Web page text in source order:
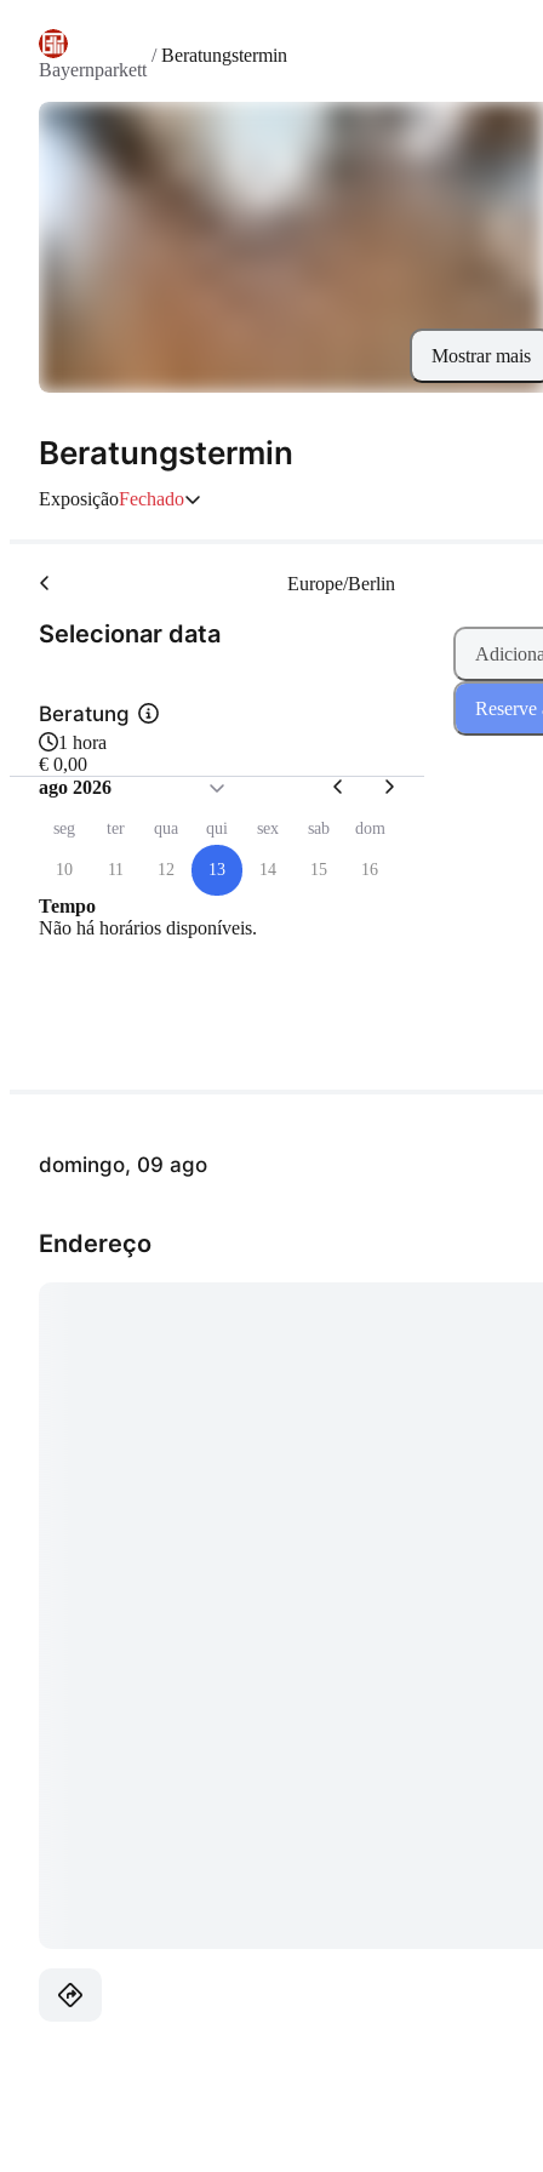
Bayernparkett
/Beratungstermin
Mostrar mais
Beratungstermin
ExposiçãoFechado
domingo, 09 ago
Endereço
Selecionar data(Passo 1 de 2)
Europe/Berlin
Beratung
1 hora
€ 0,00
ago 2026
seg ter qua qui sex sab dom
10 11 12 13 14 15 16
Tempo
Não há horários disponíveis.
Reserve